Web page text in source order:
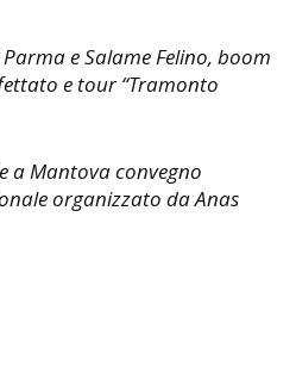
e Salame Felino, boom
e tour “Tramonto
a Mantova convegno
organizzato da Anas